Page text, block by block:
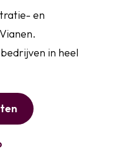
en
in heel